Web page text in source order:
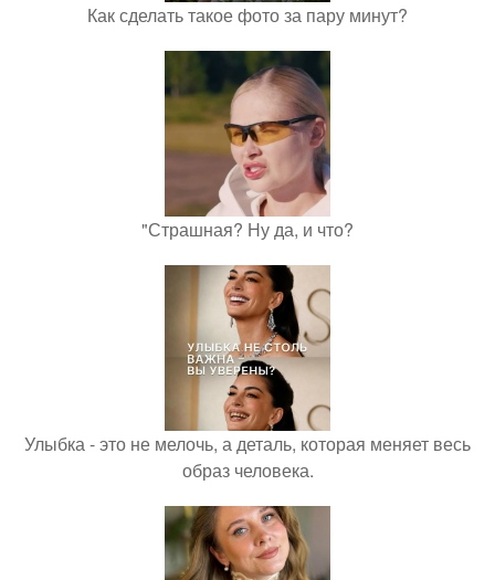
Как сделать такое фото за пару минут?
"Страшная? Ну да, и что?
Улыбка - это не мелочь, а деталь, которая меняет весь
образ человека.